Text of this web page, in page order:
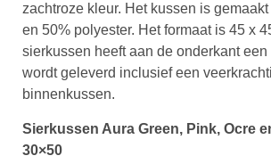
zachtroze kleur. Het kussen is
en 50% polyester. Het formaat is 45 x
sierkussen heeft aan de onderkant
wordt geleverd inclusief een
binnenkussen.
Sierkussen Aura Green, Pink, Ocre
30×50